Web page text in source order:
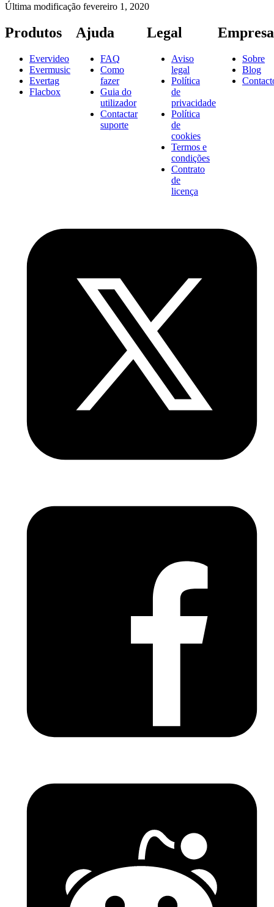
Última modificação fevereiro 1, 2020
Produtos
Evervideo
Evermusic
Evertag
Flacbox
Ajuda
FAQ
Como
fazer
Guia do
utilizador
Contactar
suporte
Legal
Aviso
legal
Política
de
privacidade
Política
de
cookies
Termos e
condições
Contrato
de
licença
Empresa
Sobre
Blog